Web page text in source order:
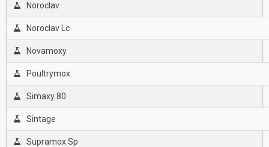
Noroclav
Noroclav Lc
Novamoxy
Poultrymox
Simaxy 80
Sintage
Supramox Sp